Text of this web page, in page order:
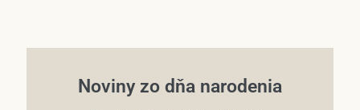
Noviny zo dňa narodenia